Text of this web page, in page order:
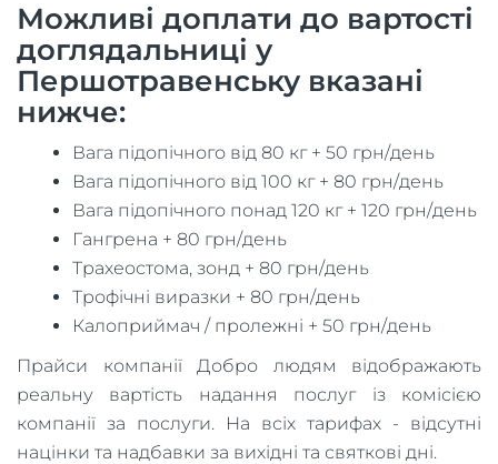
Можливі доплати до вартості
доглядальниці у
Першотравенську вказані
нижче:
Вага підопічного від 80 кг + 50 грн/день
Вага підопічного від 100 кг + 80 грн/день
Вага підопічного понад 120 кг + 120 грн/день
Гангрена + 80 грн/день
Трахеостома, зонд + 80 грн/день
Трофічні виразки + 80 грн/день
Калоприймач / пролежні + 50 грн/день
Прайси компанії Добро людям відображають
реальну вартість надання послуг із комісією
компанії за послуги. На всіх тарифах - відсутні
націнки та надбавки за вихідні та святкові дні.